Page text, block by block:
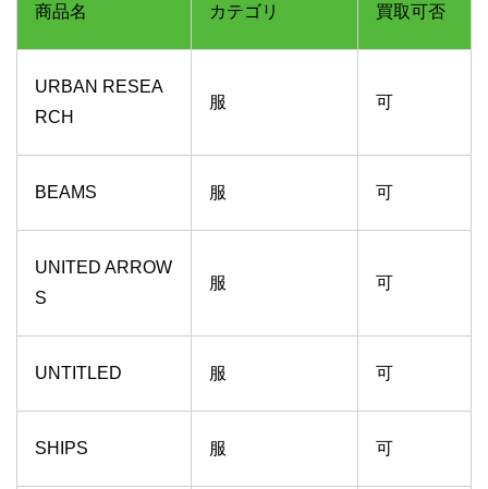
商品名 カテゴリ 買取可否
URBAN RESEA
RCH
服 可
BEAMS 服 可
UNITED ARROW
S
服 可
UNTITLED 服 可
SHIPS 服 可